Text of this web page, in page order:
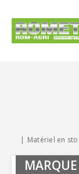
Matériel en